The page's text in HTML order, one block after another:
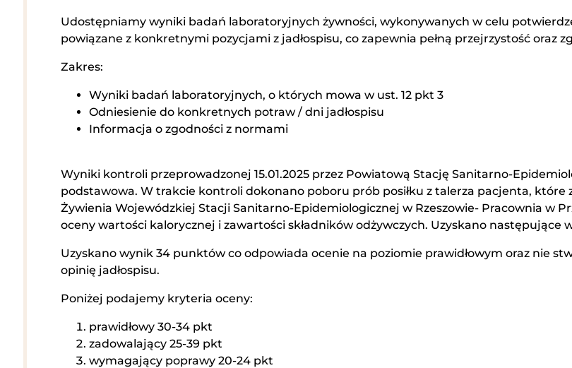
Udostępniamy wyniki badań laboratoryjnych żywności, wykonywanych w celu
powiązane z konkretnymi pozycjami z jadłospisu, co zapewnia pełną przejrzystość oraz
Zakres:
Wyniki badań laboratoryjnych, o których mowa w ust. 12 pkt 3
Odniesienie do konkretnych potraw / dni jadłospisu
Informacja o zgodności z normami
Wyniki kontroli przeprowadzonej 15.01.2025 przez Powiatową Stację Sanitarno-
podstawowa. W trakcie kontroli dokonano poboru prób posiłku z talerza pacjenta, które
Żywienia Wojewódzkiej Stacji Sanitarno-Epidemiologicznej w Rzeszowie- Pracownia w
oceny wartości kalorycznej i zawartości składników odżywczych. Uzyskano następujące
Uzyskano wynik 34 punktów co odpowiada ocenie na poziomie prawidłowym oraz nie
opinię jadłospisu.
Poniżej podajemy kryteria oceny:
prawidłowy 30-34 pkt
zadowalający 25-39 pkt
wymagający poprawy 20-24 pkt